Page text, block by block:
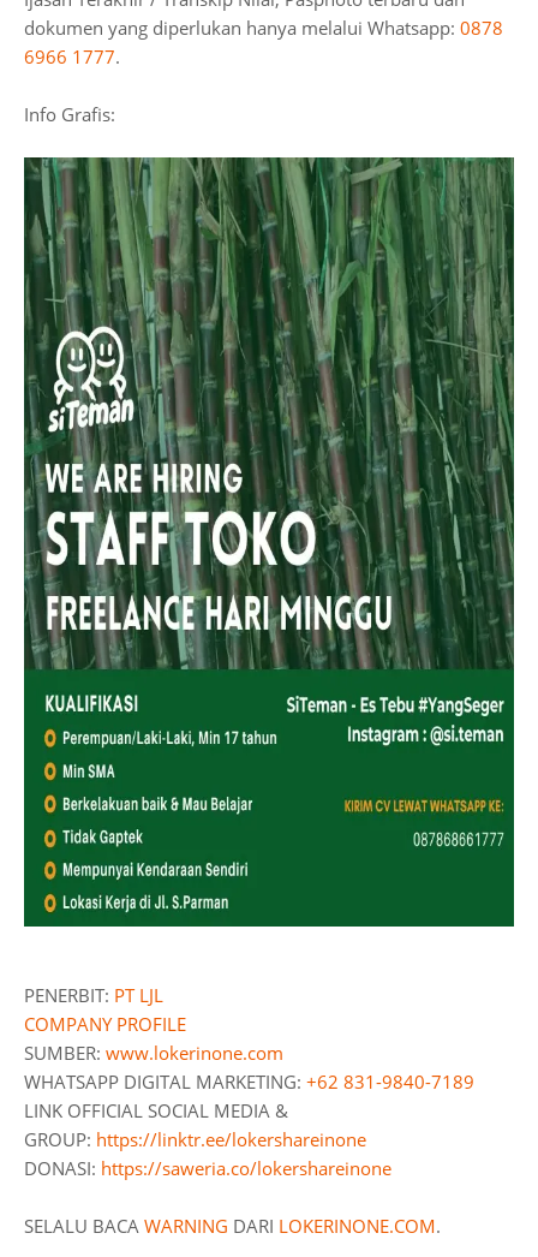
dokumen yang diperlukan hanya melalui Whatsapp: 0878
6966 1777.
Info Grafis:
PENERBIT: PT LJL
COMPANY PROFILE
SUMBER: www.lokerinone.com
WHATSAPP DIGITAL MARKETING: +62 831-9840-7189
LINK OFFICIAL SOCIAL MEDIA &
GROUP: https://linktr.ee/lokershareinone
DONASI: https://saweria.co/lokershareinone
SELALU BACA WARNING DARI LOKERINONE.COM.